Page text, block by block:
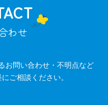
わせ
お問い合わせ・不明点など
ご相談ください。